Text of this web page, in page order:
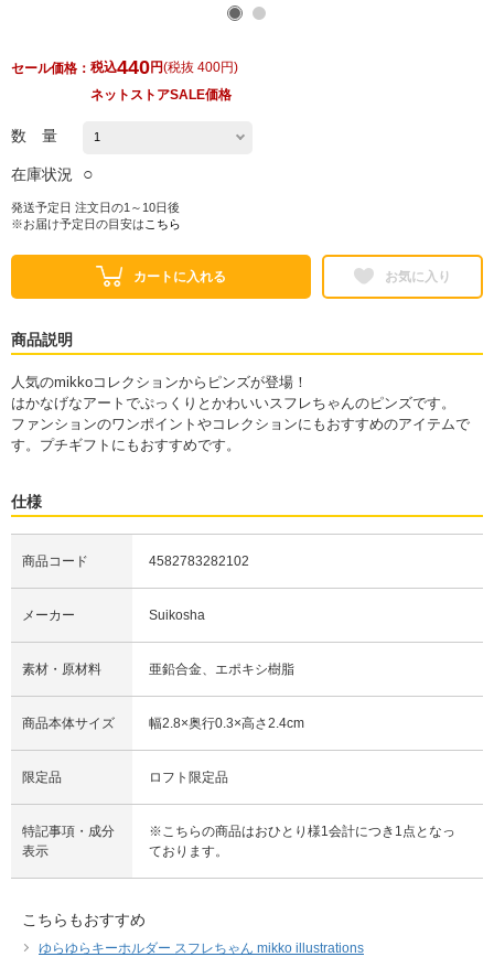
セール価格： 税込440円(税抜 400円)
ネットストアSALE価格
数 量
在庫状況 ○
発送予定日 注文日の1～10日後
※お届け予定日の目安は こちら
カートに入れる お気に入り
商品説明
人気のmikkoコレクションからピンズが登場！
はかなげなアートでぷっくりとかわいいスフレちゃんのピンズです。
ファンションのワンポイントやコレクションにもおすすめのアイテムで
す。プチギフトにもおすすめです。
仕様
商品コード 4582783282102
メーカー Suikosha
素材・原材料 亜鉛合金、エポキシ樹脂
商品本体サイズ 幅2.8×奥行0.3×高さ2.4cm
限定品 ロフト限定品
特記事項・成分
表示
※こちらの商品はおひとり様1会計につき1点となっ
ております。
こちらもおすすめ
ゆらゆらキーホルダー スフレちゃん mikko illustrations